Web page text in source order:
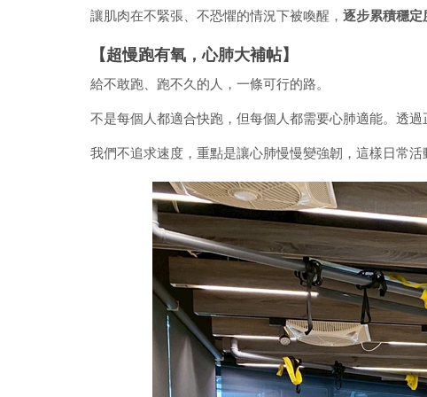
讓肌肉在不緊張、不恐懼的情況下被喚醒， 逐步累積穩定
【超慢跑有氧，心肺大補帖】
給不敢跑、跑不久的人，一條可行的路。
不是每個人都適合快跑，但每個人都需要心肺適能。透
我們不追求速度，重點是讓心肺慢慢變強韌，這樣日常活